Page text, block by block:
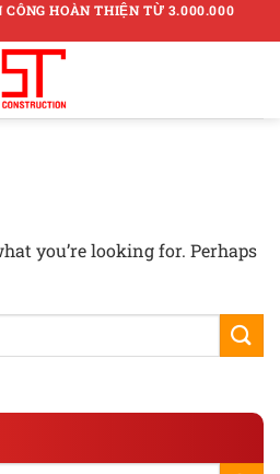
HOÀN THIỆN TỪ 3.000.000
you’re looking for. Perhaps